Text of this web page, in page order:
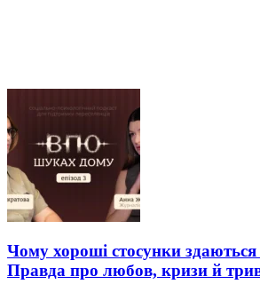
Чому хороші стосунки
Правда про любов, кризи й